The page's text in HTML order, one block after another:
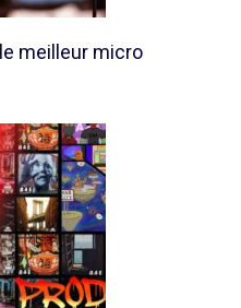
meilleur micro